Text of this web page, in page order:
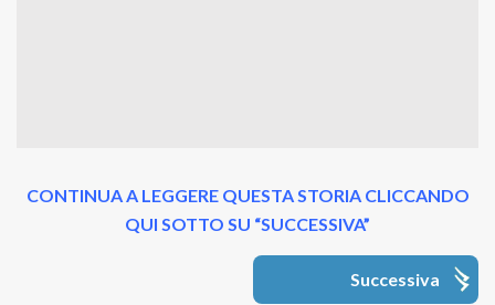
CONTINUA A LEGGERE QUESTA STORIA CLICCANDO
QUI SOTTO SU “SUCCESSIVA”
Successiva